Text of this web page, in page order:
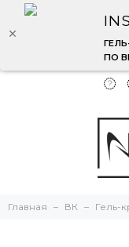
ПО
Главная ВК Гель-